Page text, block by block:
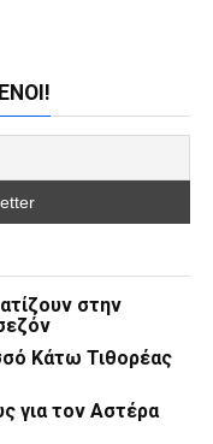
στην
Κάτω Τιθορέας
για τον Αστέρα